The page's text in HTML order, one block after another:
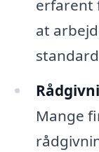
erfarent
at
Mange